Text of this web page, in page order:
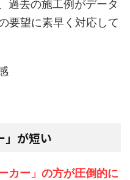
過去の施工例がデータ
要望に素早く対応して
」が短い
カー」の方が圧倒的に